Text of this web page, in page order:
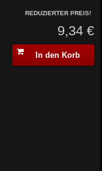
REDUZIERTER PREIS!
9,34 €
In den Korb